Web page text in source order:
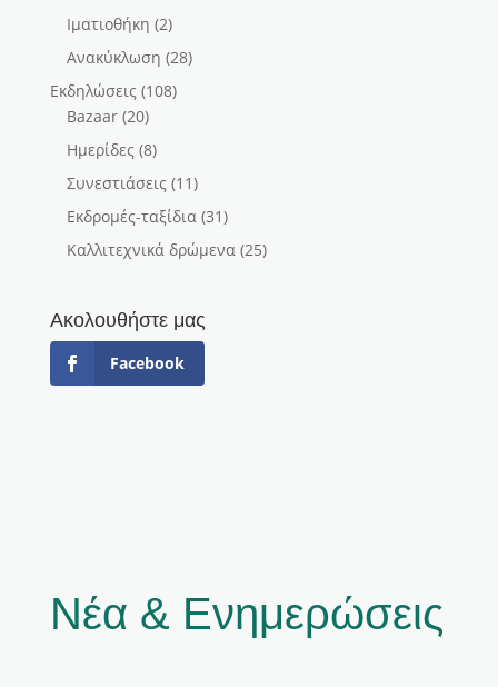
Ιματιοθήκη (2)
Ανακύκλωση (28)
Εκδηλώσεις(108)
Bazaar(20)
Ημερίδες(8)
Συνεστιάσεις(11)
Εκδρομές-ταξίδια(31)
Καλλιτεχνικά δρώμενα(25)
Ακολουθήστε μας
Facebook
Νέα & Ενημερώσεις